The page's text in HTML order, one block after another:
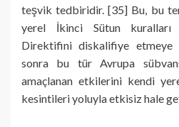
teşvik tedbiridir. [35] Bu, bu
yerel İkinci Sütun kuralları
Direktifini diskalifiye etmeye
sonra bu tür Avrupa
amaçlanan etkilerini kendi
kesintileri yoluyla etkisiz hale